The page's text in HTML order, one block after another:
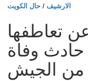
الارشيف / حال الكويت
تعاطفها
وفاة
من الجيش